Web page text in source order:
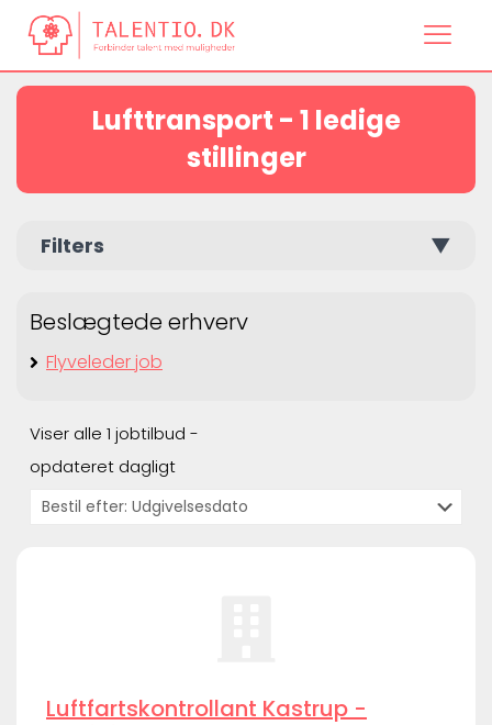
Lufttransport - 1 ledige
stillinger
Filters ▼
Beslægtede erhverv
Flyveleder job
Viser alle 1 jobtilbud -
opdateret dagligt
Luftfartskontrollant Kastrup -